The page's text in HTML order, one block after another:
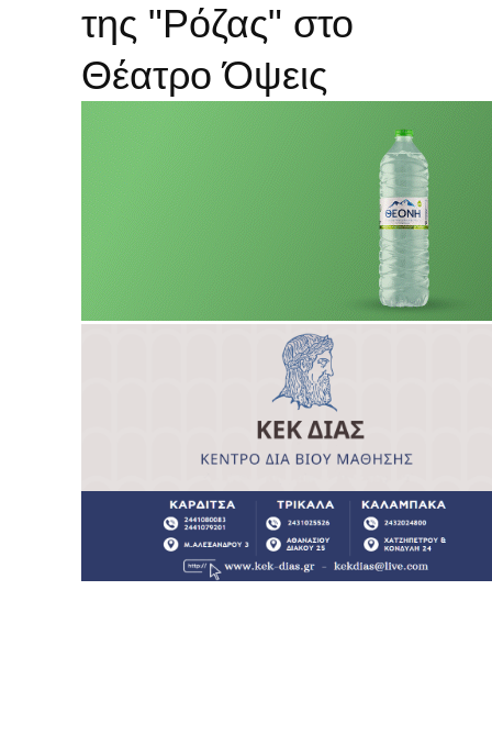
της "Ρόζας" στο
Θέατρο Όψεις